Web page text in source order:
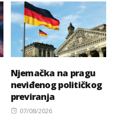
Njemačka na pragu
neviđenog političkog
previranja
Posted
07/08/2026